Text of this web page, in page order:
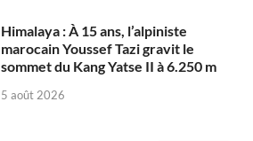
Himalaya : À 15 ans, l’alpiniste
marocain Youssef Tazi gravit le
sommet du Kang Yatse II à 6.250 m
5 août 2026